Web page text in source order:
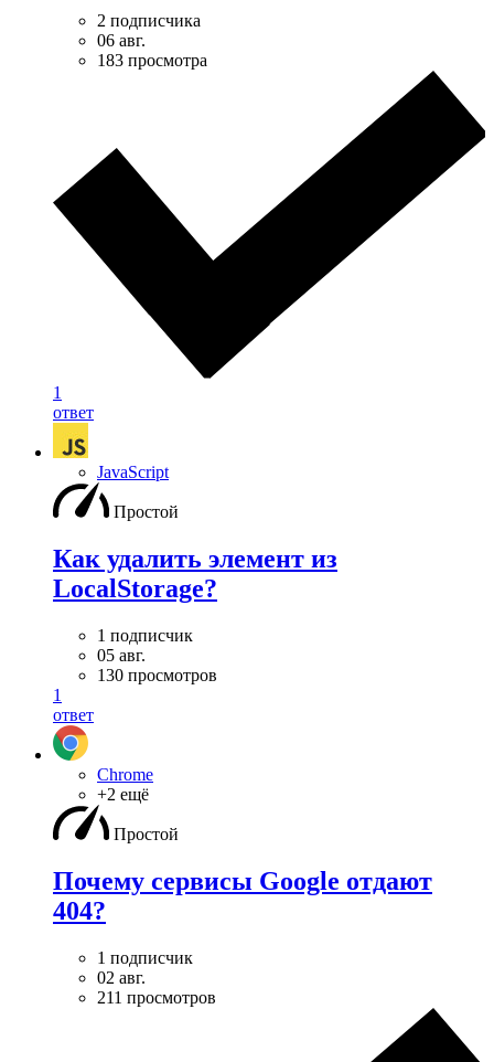
2 подписчика
06 авг.
183 просмотра
1
ответ
JavaScript
Простой
Как удалить элемент из
LocalStorage?
1 подписчик
05 авг.
130 просмотров
1
ответ
Chrome
+2 ещё
Простой
Почему сервисы Google отдают
404?
1 подписчик
02 авг.
211 просмотров